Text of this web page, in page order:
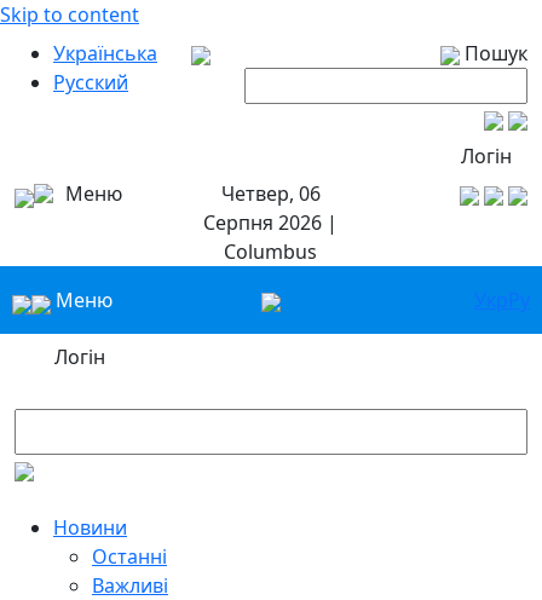
Skip to content
Українська
Русский
Пошук
Логін
Меню
Четвер, 06
Серпня 2026 |
Columbus
Меню
УкрРу
Логін
Новини
Останні
Важливі